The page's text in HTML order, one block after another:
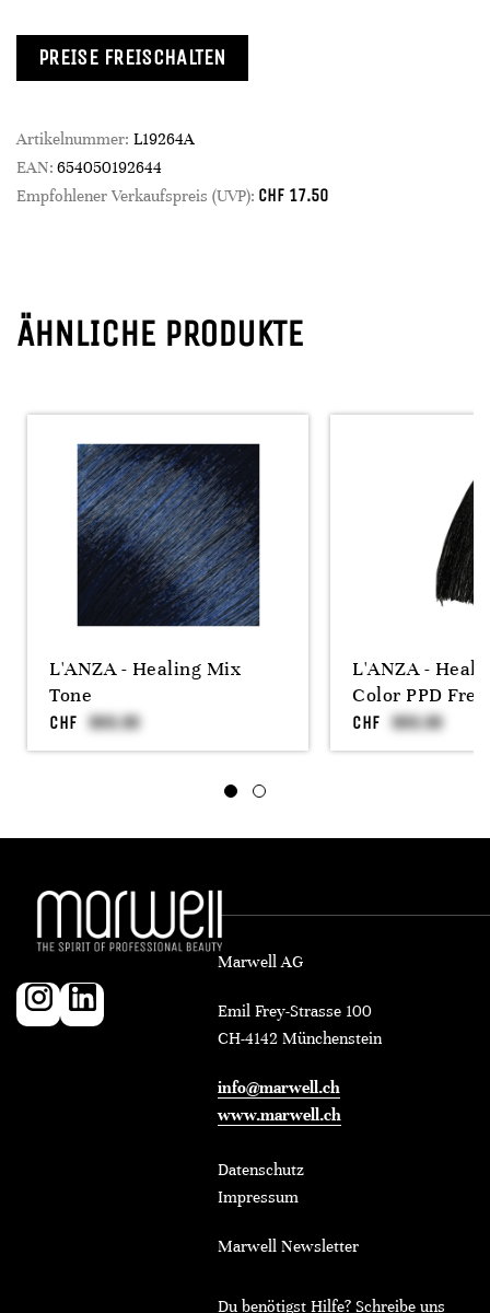
PREISE FREISCHALTEN
Artikelnummer: L19264A
EAN: 654050192644
Empfohlener Verkaufspreis (UVP): CHF 17.50
ÄHNLICHE PRODUKTE
L'ANZA - Healing Mix
Tone
CHF
L'ANZA -
Color PPD Free
CHF
Marwell AG
Emil Frey-Strasse 100
CH-4142 Münchenstein
info@marwell.ch
www.marwell.ch
Datenschutz
Impressum
Marwell Newsletter
Du benötigst Hilfe? Schreibe uns